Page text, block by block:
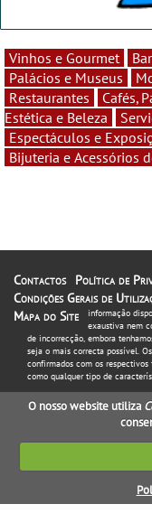
Vinhos e Gourmet
Palácios e Museus
Restaurantes
Cafés,
Estética e Beleza
Espectáculos e
Bijuteria e Acessórios
Contactos
Política de
Condições Gerais de
Mapa do Site
informação
exaustiva nem
de incorrecção, embora
seja o mais correcta possível.
confirmados com os respectivos
como qualquer tipo de
O nosso website utiliza